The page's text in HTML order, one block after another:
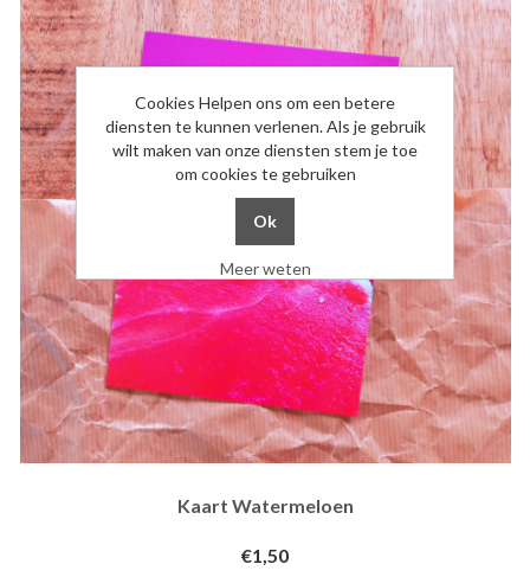
Kaart Watermeloen
€1,50
Cookies Helpen ons om een betere
diensten te kunnen verlenen. Als je gebruik
wilt maken van onze diensten stem je toe
om cookies te gebruiken
Meer weten